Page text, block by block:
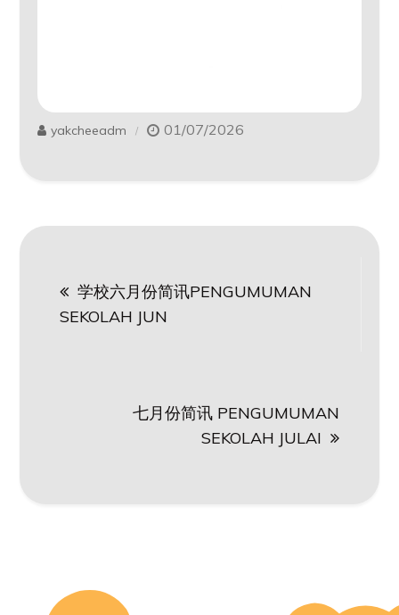
yakcheeadm 01/07/2026
navigation
学校六月份简讯PENGUMUMAN
SEKOLAH JUN
七月份简讯 PENGUMUMAN
SEKOLAH JULAI